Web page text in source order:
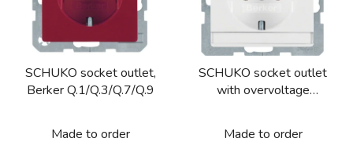
SCHUKO socket outlet,
Berker Q.1/Q.3/Q.7/Q.9
Made to order
SCHUKO socket outlet
with overvoltage
Made to order